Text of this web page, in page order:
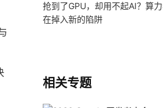
抢到了GPU，却用不起AI？算
在掉入新的陷阱
相关专题